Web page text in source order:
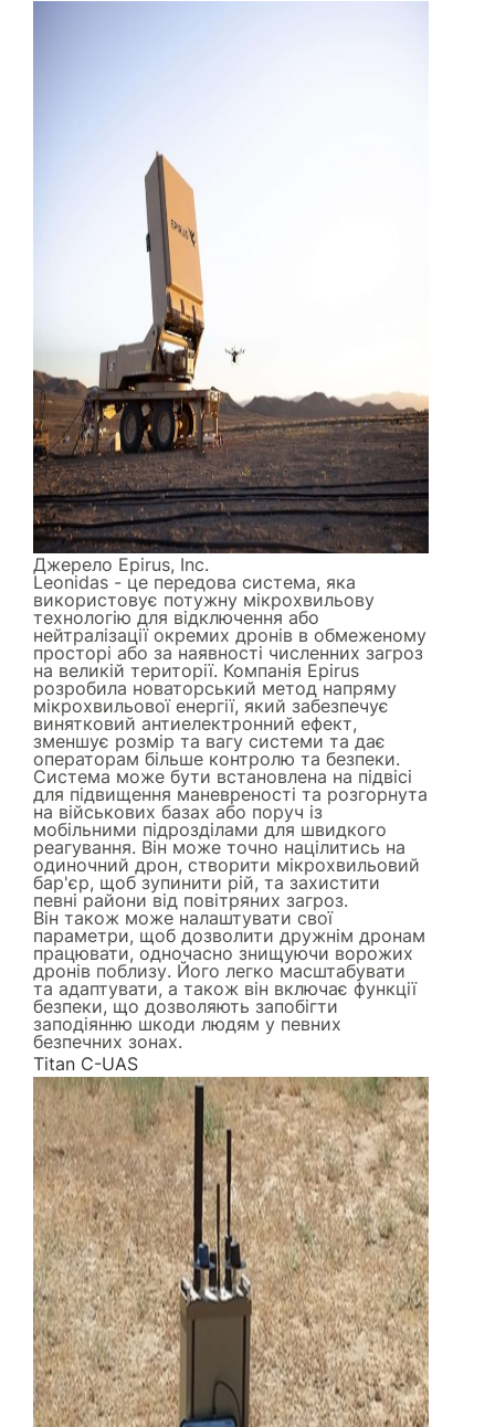
Джерело Epirus, Inc.
Leonidas - це передова система, яка
використовує потужну мікрохвильову
технологію для відключення або
нейтралізації окремих дронів в обмеженому
просторі або за наявності численних загроз
на великій території. Компанія Epirus
розробила новаторський метод напряму
мікрохвильової енергії, який забезпечує
винятковий антиелектронний ефект,
зменшує розмір та вагу системи та дає
операторам більше контролю та безпеки.
Система може бути встановлена на підвісі
для підвищення маневреності та розгорнута
на військових базах або поруч із
мобільними підрозділами для швидкого
реагування. Він може точно націлитись на
одиночний дрон, створити мікрохвильовий
бар'єр, щоб зупинити рій, та захистити
певні райони від повітряних загроз.
Він також може налаштувати свої
параметри, щоб дозволити дружнім дронам
працювати, одночасно знищуючи ворожих
дронів поблизу. Його легко масштабувати
та адаптувати, а також він включає функції
безпеки, що дозволяють запобігти
заподіянню шкоди людям у певних
безпечних зонах.
Titan C-UAS